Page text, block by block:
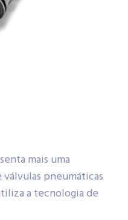
mais uma
pneumáticas
a tecnologia de